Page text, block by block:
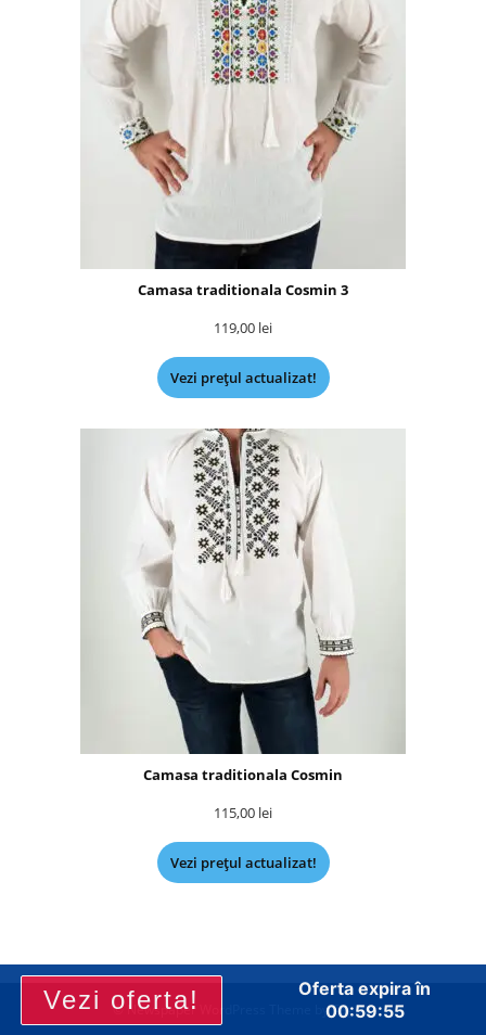
Vezi oferta!
Oferta expira în
00:59:54
Camasa traditionala Cosmin 3
119,00 lei
Vezi prețul actualizat!
Camasa traditionala Cosmin
115,00 lei
Vezi prețul actualizat!
© Newspaper WordPress Theme by TagDiv